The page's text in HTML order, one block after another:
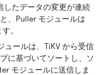
したデータの変更が連続
、Puller モジュールは
。
ュールは、TiKV から受信
に基づいてソートし、ソ
モジュールに送信しま